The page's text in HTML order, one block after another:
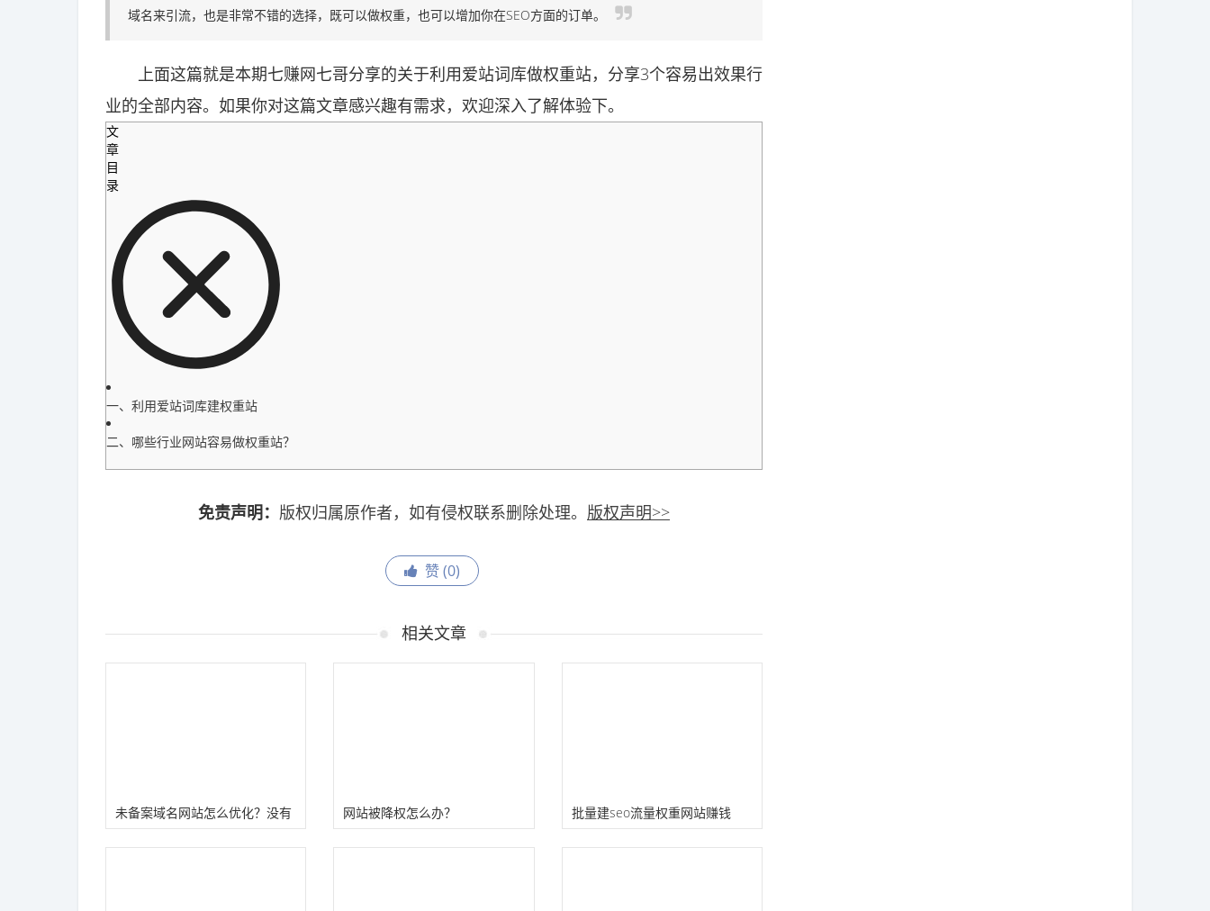
域名来引流，也是非常不错的选择，既可以做权重，也可以增加你在SEO方面的订单。
上面这篇就是本期七赚网七哥分享的关于利用爱站词库做权重站，分享3个容易出效果行
业的全部内容。如果你对这篇文章感兴趣有需求，欢迎深入了解体验下。
文
章
目
录
一、利用爱站词库建权重站
二、哪些行业网站容易做权重站？
免责声明： 版权归属原作者，如有侵权联系删除处理。 版权声明>>
赞 (0)
相关文章
未备案域名网站怎么优化？没有
备案做出流量权重站
网站被降权怎么办？ 批量建seo流量权重网站赚钱